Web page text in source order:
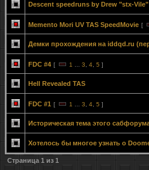
Descent speedruns by Drew "stx-Vile"
Memento Mori UV TAS SpeedMovie [
Демки прохождения на iddqd.ru
FDC #4 [ 1 3 4 5 ]
Hell Revealed TAS
FDC #1 [ 1 3 4 5 ]
Историческая тема этого
Хотелось бы многое узнать о
Страница 1 из 1